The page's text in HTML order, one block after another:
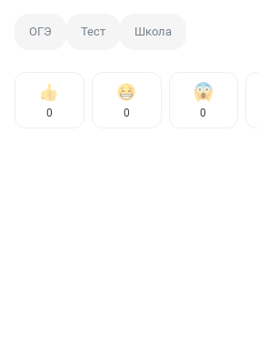
ОГЭ Тест Школа
0 0 0